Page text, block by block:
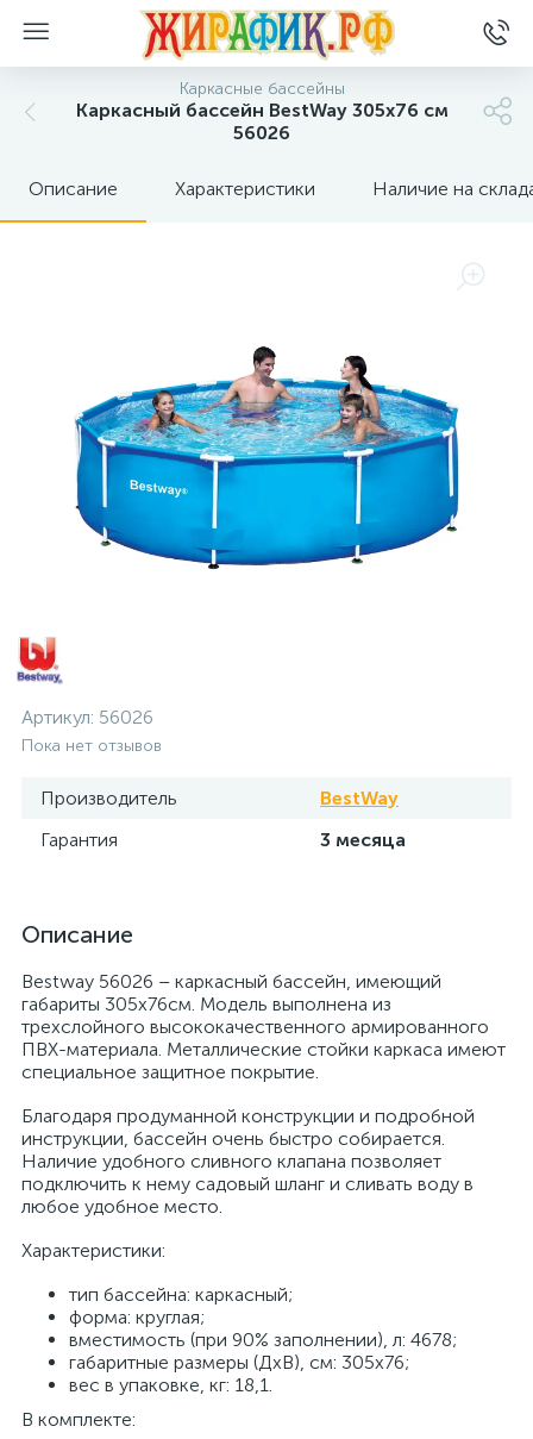
Каркасные бассейны
Каркасный бассейн BestWay 305x76 см
56026
Описание Характеристики Наличие на
Артикул: 56026
Пока нет отзывов
Производитель
BestWay
Гарантия
3 месяца
Описание
Bestway 56026 – каркасный бассейн, имеющий
габариты 305х76см. Модель выполнена из
трехслойного высококачественного армированного
ПВХ-материала. Металлические стойки каркаса имеют
специальное защитное покрытие.
Благодаря продуманной конструкции и подробной
инструкции, бассейн очень быстро собирается.
Наличие удобного сливного клапана позволяет
подключить к нему садовый шланг и сливать воду в
любое удобное место.
Характеристики:
тип бассейна: каркасный;
форма: круглая;
вместимость (при 90% заполнении), л: 4678;
габаритные размеры (ДхВ), см: 305x76;
вес в упаковке, кг: 18,1.
В комплекте: